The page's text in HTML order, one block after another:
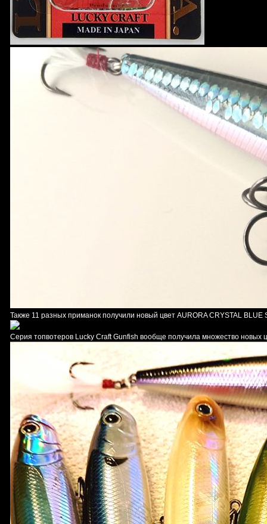
Также 11 разных приманок получили новый цвет AURORA CRYSTAL
Серия топвотеров Lucky Craft Gunfish вообще получила множество новых